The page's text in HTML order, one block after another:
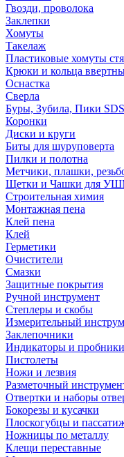
Гвозди, проволока
Заклепки
Хомуты
Такелаж
Пластиковые хомуты
Крюки и кольца
Оснастка
Сверла
Буры, Зубила, Пики SDS
Коронки
Диски и круги
Биты для шуруповерта
Пилки и полотна
Метчики, плашки,
Щетки и Чашки для
Строительная химия
Монтажная пена
Клей пена
Клей
Герметики
Очистители
Смазки
Защитные покрытия
Ручной инструмент
Степлеры и скобы
Измерительный
Заклепочники
Индикаторы и пробники
Пистолеты
Ножи и лезвия
Разметочный
Отвертки и наборы
Бокорезы и кусачки
Плоскогубцы и
Ножницы по металлу
Клещи переставные